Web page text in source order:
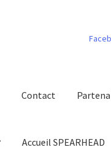
Contact
Accueil SPEARHEAD